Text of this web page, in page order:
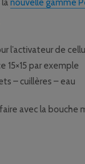
nouvelle gamme
l’activateur de
15×15 par exemple
– cuillères – eau
avec la bouche